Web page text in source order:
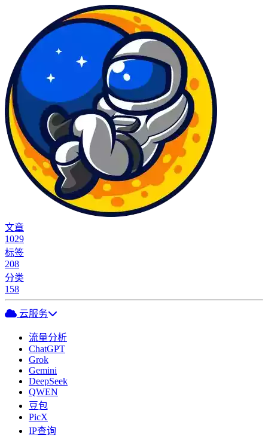
文章
1029
标签
208
分类
158
云服务
流量分析
ChatGPT
Grok
Gemini
DeepSeek
QWEN
豆包
PicX
IP查询